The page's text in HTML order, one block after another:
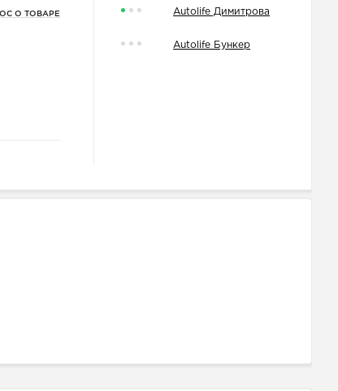
О ТОВАРЕ Autolife Димитрова
Autolife Бункер